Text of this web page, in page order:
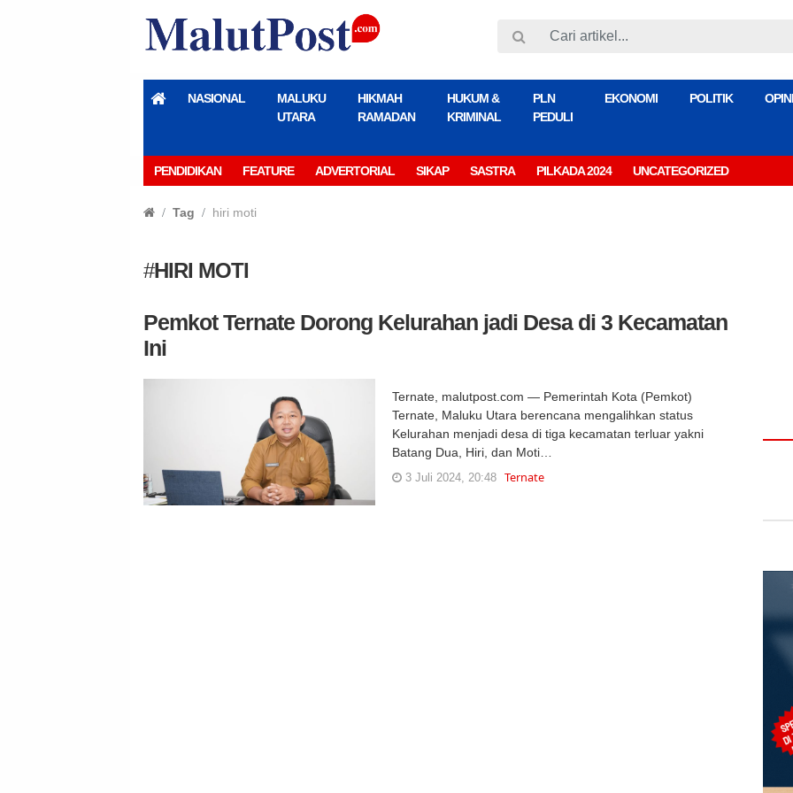
NASIONAL
MALUKU
UTARA
HIKMAH
RAMADAN
HUKUM &
KRIMINAL
PLN
PEDULI
EKONOMI POLITIK OPINI
PENDIDIKAN FEATURE ADVERTORIAL SIKAP SASTRA PILKADA 2024 UNCATEGORIZED
Tag hiri moti
#HIRI MOTI
Pemkot Ternate Dorong Kelurahan jadi Desa di 3 Kecamatan
Ini
Ternate, malutpost.com — Pemerintah Kota (Pemkot)
Ternate, Maluku Utara berencana mengalihkan status
Kelurahan menjadi desa di tiga kecamatan terluar yakni
Batang Dua, Hiri, dan Moti…
3 Juli 2024, 20:48 Ternate